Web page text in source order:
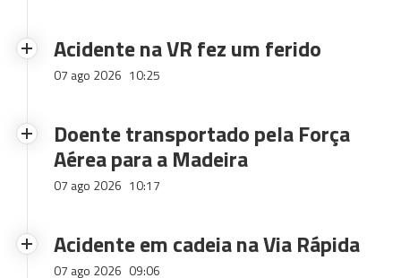
Acidente na VR fez um ferido
07 ago 2026 10:25
Doente transportado pela Força
Aérea para a Madeira
07 ago 2026 10:17
Acidente em cadeia na Via Rápida
07 ago 2026 09:06